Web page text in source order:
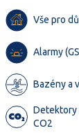
Vše pro
Alarmy
Bazény a
Detektory
CO2